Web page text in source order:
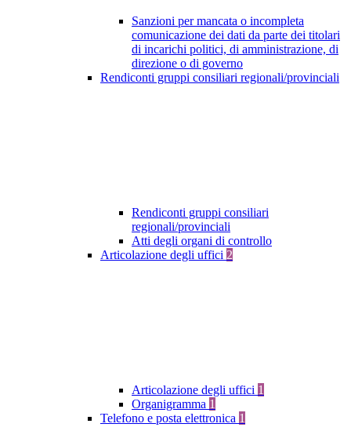
Sanzioni per mancata o incompleta
comunicazione dei dati da parte dei titolari
di incarichi politici, di amministrazione, di
direzione o di governo
Rendiconti gruppi consiliari regionali/provinciali
Rendiconti gruppi consiliari
regionali/provinciali
Atti degli organi di controllo
Articolazione degli uffici 2
Articolazione degli uffici 1
Organigramma 1
Telefono e posta elettronica 1